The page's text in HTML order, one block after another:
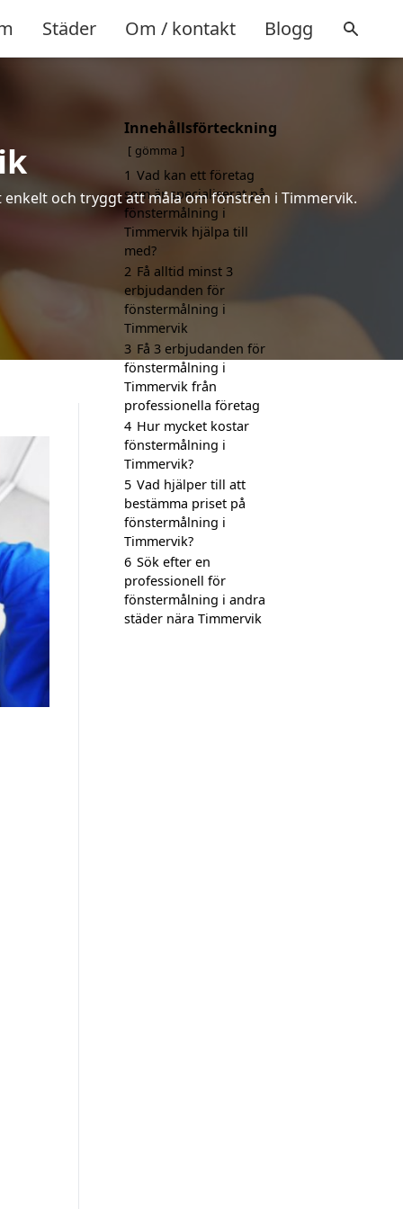
Städer Om / kontakt Blogg
och tryggt att måla om fönstren i Timmervik.
Innehållsförteckning
gömma
1 Vad kan ett företag
som är specialiserat på
fönstermålning i
Timmervik hjälpa till
med?
2 Få alltid minst 3
erbjudanden för
fönstermålning i
Timmervik
3 Få 3 erbjudanden för
fönstermålning i
Timmervik från
professionella företag
4 Hur mycket kostar
fönstermålning i
Timmervik?
5 Vad hjälper till att
bestämma priset på
fönstermålning i
Timmervik?
6 Sök efter en
professionell för
fönstermålning i andra
städer nära Timmervik